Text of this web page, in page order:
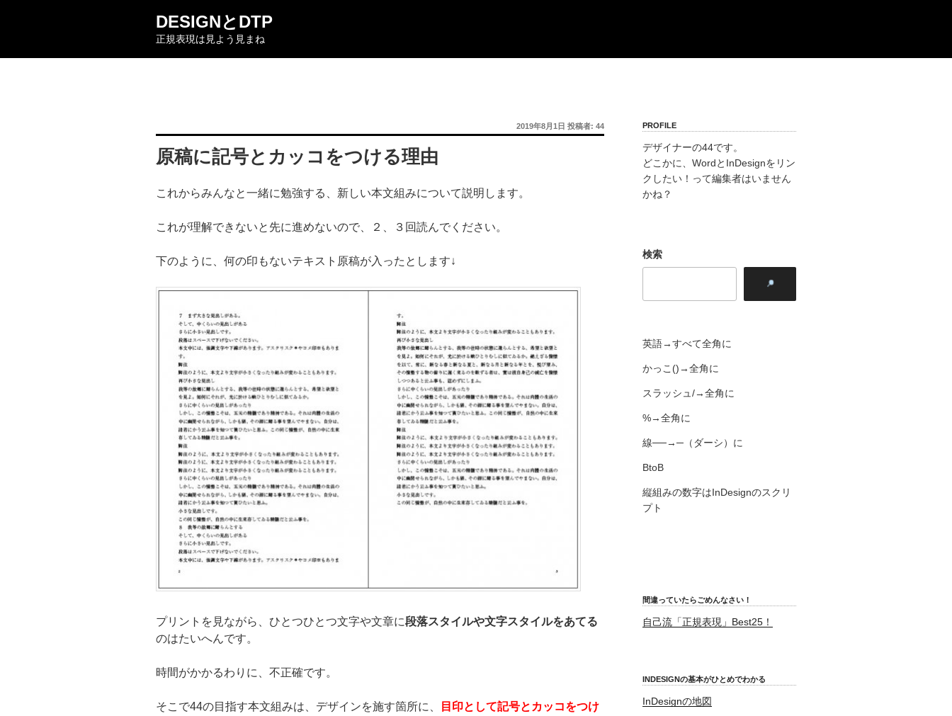
ン
DESIGNとDTP
正規表現は見よう見まね
投
稿
2019年8月1日 投稿者: 44
原稿に記号とカッコをつける理由
これからみんなと一緒に勉強する、新しい本文組みについて説明します。
これが理解できないと先に進めないので、２、３回読んでください。
下のように、何の印もないテキスト原稿が入ったとします↓
プリントを見ながら、ひとつひとつ文字や文章に段落スタイルや文字スタイルをあてる
のはたいへんです。
時間がかかるわりに、不正確です。
そこで44の目指す本文組みは、デザインを施す箇所に、
目印として記号とカッコをつけ
PROFILE
デザイナーの44です。
どこかに、WordとInDesignをリン
クしたい！って編集者はいません
かね？
検索
英語→すべて全角に
かっこ()→全角に
スラッシュ/→全角に
%→全角に
線──→─（ダーシ）に
BtoB
縦組みの数字はInDesignのスクリ
プト
間違っていたらごめんなさい！
自己流「正規表現」Best25！
INDESIGNの基本がひとめでわかる
InDesignの地図